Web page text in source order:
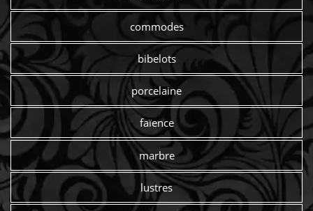
commodes
bibelots
porcelaine
faïence
marbre
lustres